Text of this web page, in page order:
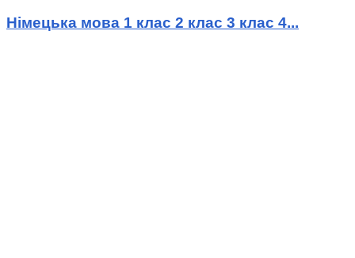
Німецька мова 1 клас 2 клас 3 клас 4...